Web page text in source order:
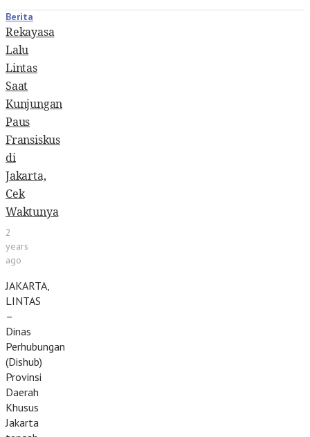
Berita
Rekayasa
Lalu
Lintas
Saat
Kunjungan
Paus
Fransiskus
di
Jakarta,
Cek
Waktunya
2
years
ago
JAKARTA,
LINTAS
–
Dinas
Perhubungan
(Dishub)
Provinsi
Daerah
Khusus
Jakarta